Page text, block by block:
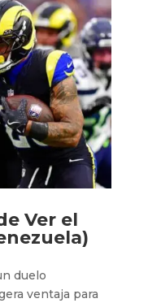
Ver el
duelo
ventaja para